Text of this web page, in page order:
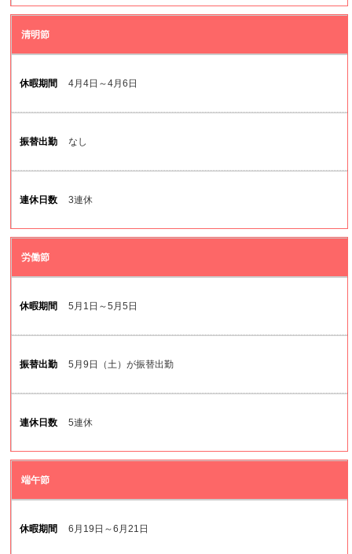
清明節
4月4日～4月6日
なし
3連休
労働節
5月1日～5月5日
5月9日（土）が振替出勤
5連休
端午節
6月19日～6月21日